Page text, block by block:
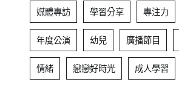
媒體專訪 學習分享 專注力
年度公演 幼兒 廣播節目
情緒 戀戀好時光 成人學習